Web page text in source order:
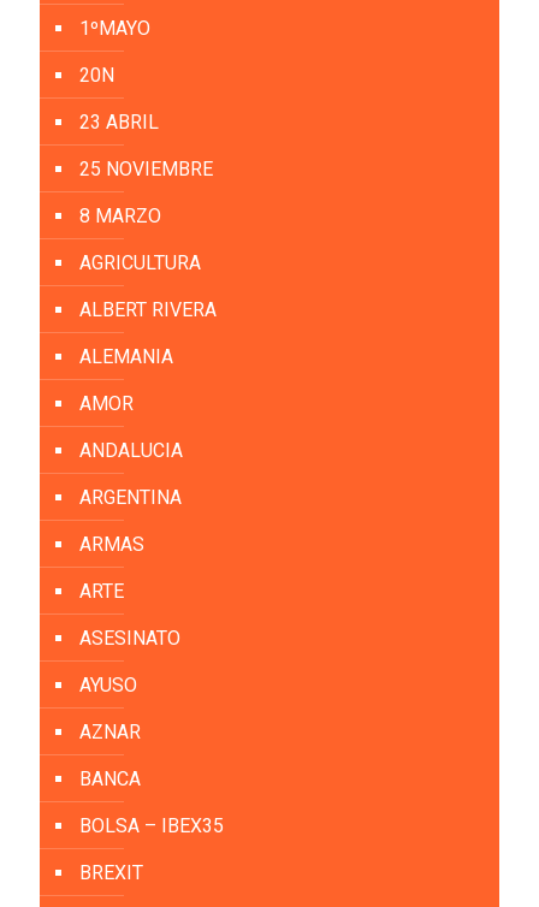
1ºMAYO
20N
23 ABRIL
25 NOVIEMBRE
8 MARZO
AGRICULTURA
ALBERT RIVERA
ALEMANIA
AMOR
ANDALUCIA
ARGENTINA
ARMAS
ARTE
ASESINATO
AYUSO
AZNAR
BANCA
BOLSA – IBEX35
BREXIT